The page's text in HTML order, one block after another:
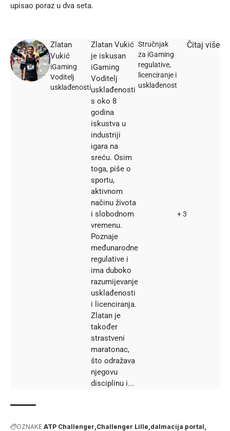
upisao poraz u dva seta.
Zlatan
Vukić
iGaming
Voditelj
usklađenosti
Zlatan Vukić
je iskusan
iGaming
Voditelj
usklađenosti
s oko 8
godina
iskustva u
industriji
igara na
sreću. Osim
toga, piše o
sportu,
aktivnom
načinu života
i slobodnom
vremenu.
Poznaje
međunarodne
regulative i
ima duboko
razumijevanje
usklađenosti
i licenciranja.
Zlatan je
također
strastveni
maratonac,
što odražava
njegovu
disciplinu i...
Stručnjak
za iGaming
regulative,
licenciranje i
usklađenost
+ 3
Čitaj više
OZNAKE ATP Challenger Challenger Lille dalmacija portal